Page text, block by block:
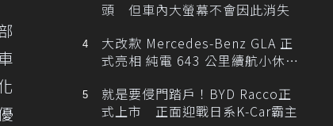
頭 但車內大螢幕不會因此消失
大改款 Mercedes-Benz GLA 正
式亮相 純電 643 公里續航小休
就是要侵門踏戶！BYD Racco正
式上市 正面迎戰日系K-Car霸主